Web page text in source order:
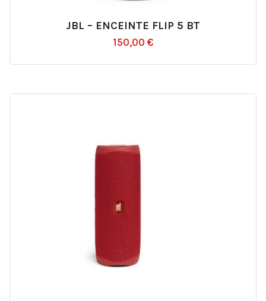
JBL – ENCEINTE FLIP 5 BT
150,00 €
la